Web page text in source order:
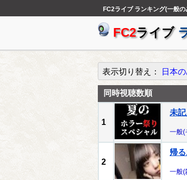
FC2ライブ ランキング(一般
FC2ライブ
表示切り替え： 日本
同時視聴数順
1
未記
一般(
2
帰
一般(